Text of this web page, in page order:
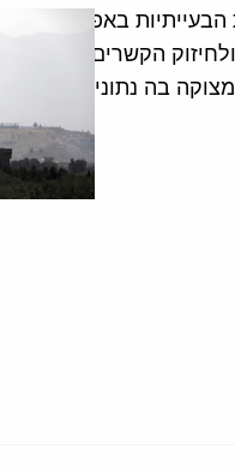
באפגניסטן
הקשרים עם
בה נתונים איראן